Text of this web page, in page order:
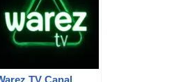
TV Canal